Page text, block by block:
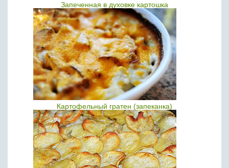
Запеченная в духовке картошка
Картофельный гратен (запеканка)